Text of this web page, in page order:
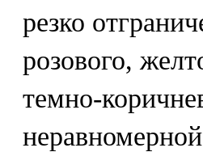
резко
розового,
темно-